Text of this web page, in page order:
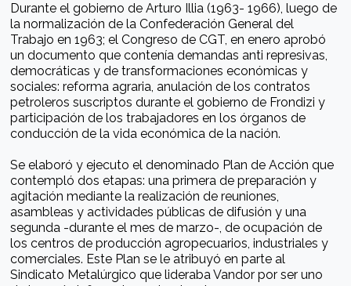
Durante el gobierno de Arturo Illia (1963- 1966), luego de
la normalización de la Confederación General del
Trabajo en 1963; el Congreso de CGT, en enero aprobó
un documento que contenía demandas anti represivas,
democráticas y de transformaciones económicas y
sociales: reforma agraria, anulación de los contratos
petroleros suscriptos durante el gobierno de Frondizi y
participación de los trabajadores en los órganos de
conducción de la vida económica de la nación.
Se elaboró y ejecuto el denominado Plan de Acción que
contempló dos etapas: una primera de preparación y
agitación mediante la realización de reuniones,
asambleas y actividades públicas de difusión y una
segunda -durante el mes de marzo-, de ocupación de
los centros de producción agropecuarios, industriales y
comerciales. Este Plan se le atribuyó en parte al
Sindicato Metalúrgico que lideraba Vandor por ser uno